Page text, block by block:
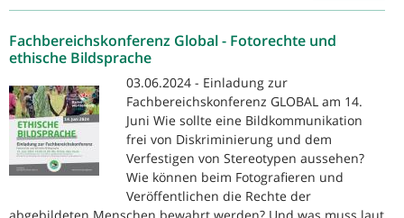
Fachbereichskonferenz Global - Fotorechte und
ethische Bildsprache
03.06.2024 - Einladung zur
Fachbereichskonferenz GLOBAL am 14.
Juni Wie sollte eine Bildkommunikation
frei von Diskriminierung und dem
Verfestigen von Stereotypen aussehen?
Wie können beim Fotografieren und
Veröffentlichen die Rechte der
abgebildeten Menschen bewahrt werden? Und was muss laut